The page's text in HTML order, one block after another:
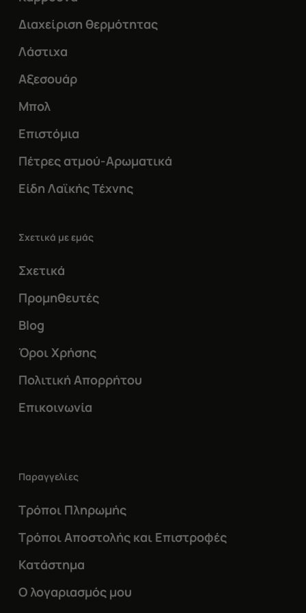
Διαχείριση θερμότητας
Λάστιχα
Αξεσουάρ
Μπολ
Επιστόμια
Πέτρες ατμού-Αρωματικά
Είδη Λαϊκής Τέχνης
Σχετικά με εμάς
Σχετικά
Προμηθευτές
Blog
Όροι Χρήσης
Πολιτική Απορρήτου
Επικοινωνία
Παραγγελίες
Τρόποι Πληρωμής
Τρόποι Αποστολής και Επιστροφές
Κατάστημα
Ο λογαριασμός μου